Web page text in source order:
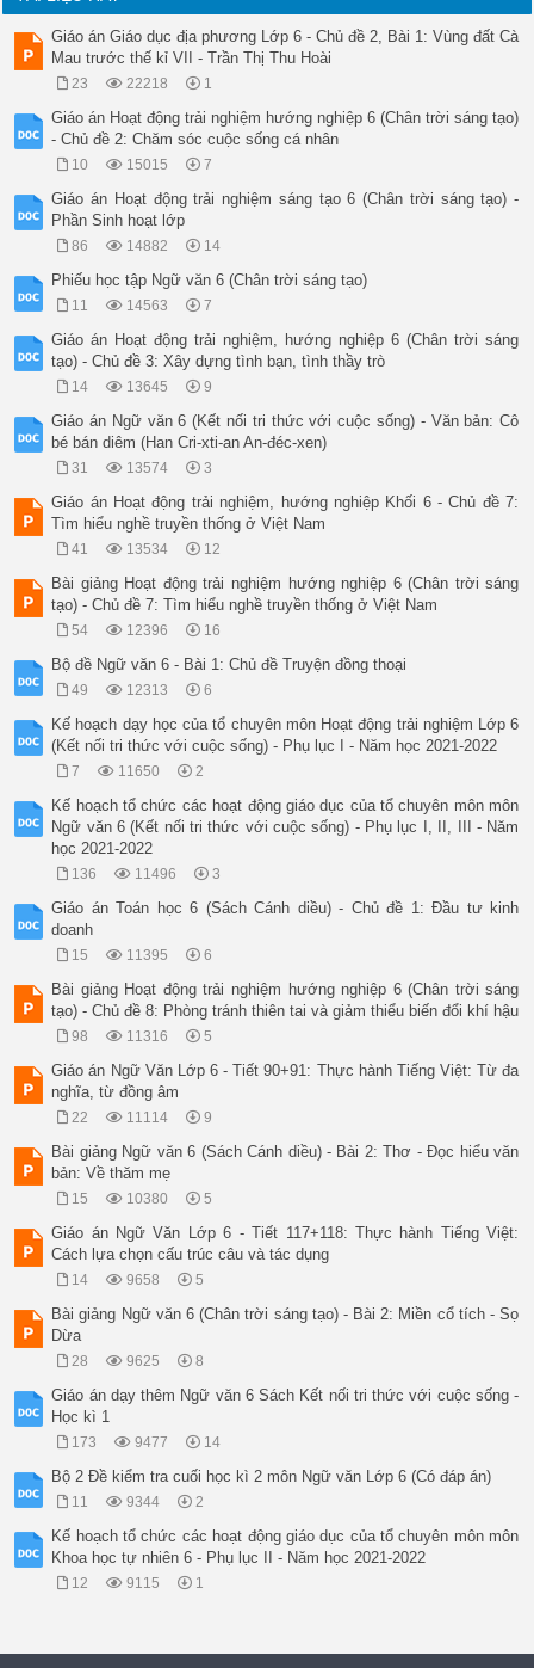
Giáo án Giáo dục địa phương Lớp 6 - Chủ đề 2, Bài 1: Vùng đất Cà
Mau trước thế kỉ VII - Trần Thị Thu Hoài
23 22218 1
Giáo án Hoạt động trải nghiệm hướng nghiệp 6 (Chân trời sáng tạo)
- Chủ đề 2: Chăm sóc cuộc sống cá nhân
10 15015 7
Giáo án Hoạt động trải nghiệm sáng tạo 6 (Chân trời sáng tạo) -
Phần Sinh hoạt lớp
86 14882 14
Phiếu học tập Ngữ văn 6 (Chân trời sáng tạo)
11 14563 7
Giáo án Hoạt động trải nghiệm, hướng nghiệp 6 (Chân trời sáng
tạo) - Chủ đề 3: Xây dựng tình bạn, tình thầy trò
14 13645 9
Giáo án Ngữ văn 6 (Kết nối tri thức với cuộc sống) - Văn bản: Cô
bé bán diêm (Han Cri-xti-an An-đéc-xen)
31 13574 3
Giáo án Hoạt động trải nghiệm, hướng nghiệp Khối 6 - Chủ đề 7:
Tìm hiểu nghề truyền thống ở Việt Nam
41 13534 12
Bài giảng Hoạt động trải nghiệm hướng nghiệp 6 (Chân trời sáng
tạo) - Chủ đề 7: Tìm hiểu nghề truyền thống ở Việt Nam
54 12396 16
Bộ đề Ngữ văn 6 - Bài 1: Chủ đề Truyện đồng thoại
49 12313 6
Kế hoạch dạy học của tổ chuyên môn Hoạt động trải nghiệm Lớp 6
(Kết nối tri thức với cuộc sống) - Phụ lục I - Năm học 2021-2022
7 11650 2
Kế hoạch tổ chức các hoạt động giáo dục của tổ chuyên môn môn
Ngữ văn 6 (Kết nối tri thức với cuộc sống) - Phụ lục I, II, III - Năm
học 2021-2022
136 11496 3
Giáo án Toán học 6 (Sách Cánh diều) - Chủ đề 1: Đầu tư kinh
doanh
15 11395 6
Bài giảng Hoạt động trải nghiệm hướng nghiệp 6 (Chân trời sáng
tạo) - Chủ đề 8: Phòng tránh thiên tai và giảm thiểu biến đổi khí hậu
98 11316 5
Giáo án Ngữ Văn Lớp 6 - Tiết 90+91: Thực hành Tiếng Việt: Từ đa
nghĩa, từ đồng âm
22 11114 9
Bài giảng Ngữ văn 6 (Sách Cánh diều) - Bài 2: Thơ - Đọc hiểu văn
bản: Về thăm mẹ
15 10380 5
Giáo án Ngữ Văn Lớp 6 - Tiết 117+118: Thực hành Tiếng Việt:
Cách lựa chọn cấu trúc câu và tác dụng
14 9658 5
Bài giảng Ngữ văn 6 (Chân trời sáng tạo) - Bài 2: Miền cổ tích - Sọ
Dừa
28 9625 8
Giáo án dạy thêm Ngữ văn 6 Sách Kết nối tri thức với cuộc sống -
Học kì 1
173 9477 14
Bộ 2 Đề kiểm tra cuối học kì 2 môn Ngữ văn Lớp 6 (Có đáp án)
11 9344 2
Kế hoạch tổ chức các hoạt động giáo dục của tổ chuyên môn môn
Khoa học tự nhiên 6 - Phụ lục II - Năm học 2021-2022
12 9115 1